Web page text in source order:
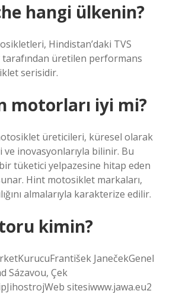
hangi ülkenin?
Hindistan’daki TVS
üretilen performans
serisidir.
motorları iyi mi?
üreticileri, küresel olarak
ve inovasyonlarıyla bilinir. Bu
tüketici yelpazesine hitap eden
Hint motosiklet markaları,
almalarıyla karakterize edilir.
kimin?
JanečekGenel
Sázavou, Çek
sitesiwww.jawa.eu2